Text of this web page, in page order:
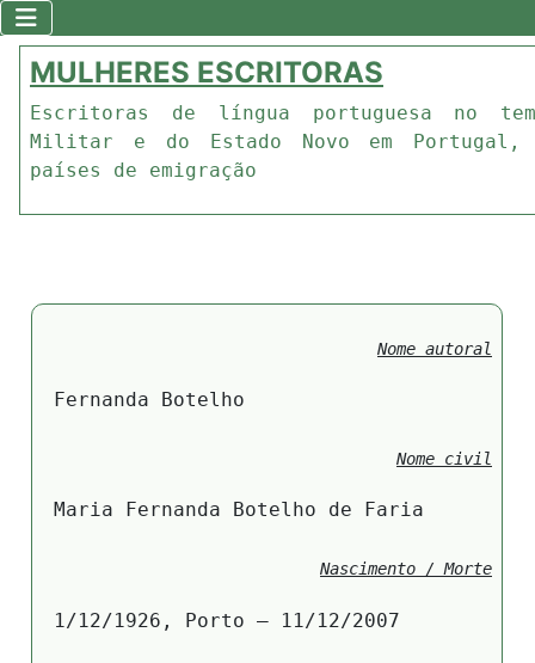
MULHERES ESCRITORAS
Escritoras de língua portuguesa no
Militar e do Estado Novo em
países de emigração
Nome autoral
Fernanda Botelho
Nome civil
Maria Fernanda Botelho de Faria
Nascimento / Morte
1/12/1926, Porto – 11/12/2007